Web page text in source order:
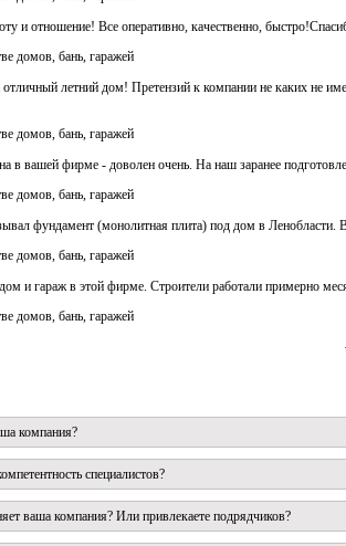
и отношение! Все оперативно, качественно,
летний дом! Претензий к компании не каких не
в вашей фирме - доволен очень. На наш заранее
фундамент (монолитная плита) под дом в
и гараж в этой фирме. Строители работали примерно
компания?
специалистов?
ваша компания? Или привлекаете подрядчиков?